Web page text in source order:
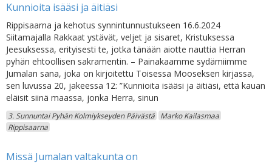
Kunnioita isääsi ja äitiäsi
Rippisaarna ja kehotus synnintunnustukseen 16.6.2024
Siitamajalla Rakkaat ystävät, veljet ja sisaret, Kristuksessa
Jeesuksessa, erityisesti te, jotka tänään aiotte nauttia Herran
pyhän ehtoollisen sakramentin. – Painakaamme sydämiimme
Jumalan sana, joka on kirjoitettu Toisessa Mooseksen kirjassa,
sen luvussa 20, jakeessa 12: ”Kunnioita isääsi ja äitiäsi, että kauan
eläisit siinä maassa, jonka Herra, sinun
3. Sunnuntai Pyhän Kolmiykseyden Päivästä
Marko Kailasmaa
Rippisaarna
Missä Jumalan valtakunta on